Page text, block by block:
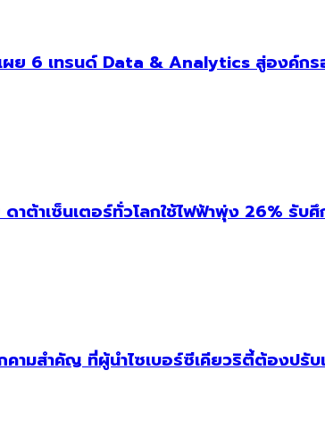
ย 6 เทรนด์ Data & Analytics สู่องค์กร
ต้าเซ็นเตอร์ทั่วโลกใช้ไฟฟ้าพุ่ง 26% รับ
ามสำคัญ ที่ผู้นำไซเบอร์ซีเคียวริตี้ต้องปรั